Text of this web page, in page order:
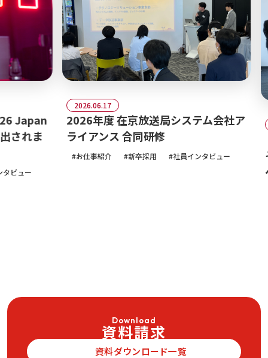
ま
ー
2026.06.17
2026年度 在京放送局システム会社ア
ライアンス 合同研修
お仕事紹介 新卒採用 社員インタビュー
そ
へ！
Download
資料請求
資料ダウンロード一覧